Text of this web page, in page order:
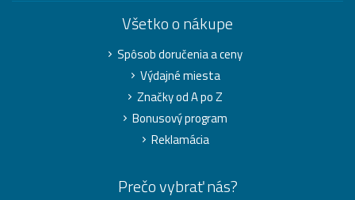
Všetko o nákupe
Spôsob doručenia a ceny
Výdajné miesta
Značky od A po Z
Bonusový program
Reklamácia
Prečo vybrať nás?